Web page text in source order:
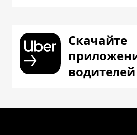
Скачайте
водителей